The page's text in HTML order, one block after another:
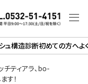
ュ構造診断初めての方へよ
チティアラ、bo-
す！